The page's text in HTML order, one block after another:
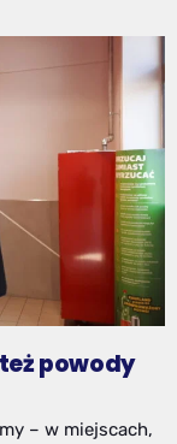
powody
– w miejscach,